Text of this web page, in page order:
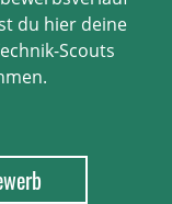
du hier deine
Scouts